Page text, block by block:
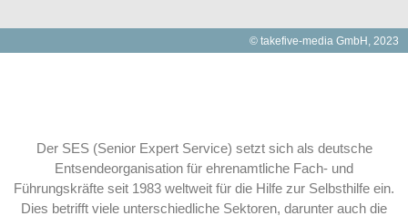
© takefive-media GmbH, 2023
Der SES (Senior Expert Service) setzt sich als deutsche
Entsendeorganisation für ehrenamtliche Fach- und
Führungskräfte seit 1983 weltweit für die Hilfe zur Selbsthilfe ein.
Dies betrifft viele unterschiedliche Sektoren, darunter auch die